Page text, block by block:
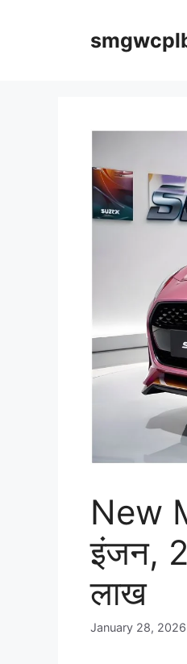
New
इंजन,
लाख
January 28, 2026